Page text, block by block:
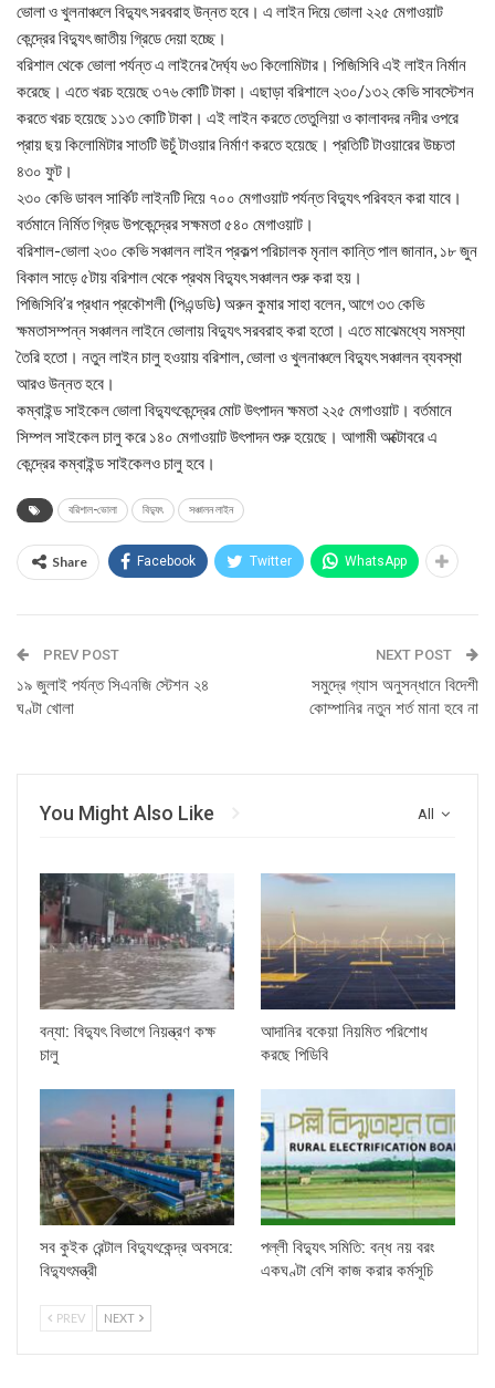
ভোলা ও খুলনাঞ্চলে বিদ্যুৎ সরবরাহ উন্নত হবে। এ লাইন দিয়ে ভোলা ২২৫ মেগাওয়াট
কেন্দ্রের বিদ্যুৎ জাতীয় গ্রিডে দেয়া হচ্ছে।
বরিশাল থেকে ভোলা পর্যন্ত এ লাইনের দৈর্ঘ্য ৬৩ কিলোমিটার। পিজিসিবি এই লাইন নির্মান
করেছে। এতে খরচ হয়েছে ৩৭৬ কোটি টাকা। এছাড়া বরিশালে ২৩০/১৩২ কেভি সাবস্টেশন
করতে খরচ হয়েছে ১১৩ কোটি টাকা। এই লাইন করতে তেতুলিয়া ও কালাবদর নদীর ওপরে
প্রায় ছয় কিলোমিটার সাতটি উচুঁ টাওয়ার নির্মাণ করতে হয়েছে। প্রতিটি টাওয়ারের উচ্চতা
৪৩০ ফুট।
২৩০ কেভি ডাবল সার্কিট লাইনটি দিয়ে ৭০০ মেগাওয়াট পর্যন্ত বিদ্যুৎ পরিবহন করা যাবে।
বর্তমানে নির্মিত গ্রিড উপকেন্দ্রের সক্ষমতা ৫৪০ মেগাওয়াট।
বরিশাল-ভোলা ২৩০ কেভি সঞ্চালন লাইন প্রকল্প পরিচালক মৃনাল কান্তি পাল জানান, ১৮ জুন
বিকাল সাড়ে ৫টায় বরিশাল থেকে প্রথম বিদ্যুৎ সঞ্চালন শুরু করা হয়।
পিজিসিবি’র প্রধান প্রকৌশলী (পিএন্ডডি) অরুন কুমার সাহা বলেন, আগে ৩৩ কেভি
ক্ষমতাসম্পন্ন সঞ্চালন লাইনে ভোলায় বিদ্যুৎ সরবরাহ করা হতো। এতে মাঝেমধ্যে সমস্যা
তৈরি হতো। নতুন লাইন চালু হওয়ায় বরিশাল, ভোলা ও খুলনাঞ্চলে বিদ্যুৎ সঞ্চালন ব্যবস্থা
আরও উন্নত হবে।
কম্বাইন্ড সাইকেল ভোলা বিদ্যুৎকেন্দ্রের মোট উৎপাদন ক্ষমতা ২২৫ মেগাওয়াট। বর্তমানে
সিম্পল সাইকেল চালু করে ১৪০ মেগাওয়াট উৎপাদন শুরু হয়েছে। আগামী অক্টোবরে এ
কেন্দ্রের কম্বাইন্ড সাইকেলও চালু হবে।
বরিশাল-ভোলা বিদ্যুৎ সঞ্চালন লাইন
Share Facebook Twitter WhatsApp
PREV POST
১৯ জুলাই পর্যন্ত সিএনজি স্টেশন ২৪
ঘণ্টা খোলা
NEXT POST
সমুদ্রে গ্যাস অনুসন্ধানে বিদেশী
কোম্পানির নতুন শর্ত মানা হবে না
All
You Might Also Like
বন্যা: বিদ্যুৎ বিভাগে নিয়ন্ত্রণ কক্ষ
চালু
আদানির বকেয়া নিয়মিত পরিশোধ
করছে পিডিবি
সব কুইক রেন্টাল বিদ্যুৎকেন্দ্র অবসরে:
বিদ্যুৎমন্ত্রী
পল্লী বিদ্যুৎ সমিতি: বন্ধ নয় বরং
একঘণ্টা বেশি কাজ করার কর্মসূচি
PREV NEXT